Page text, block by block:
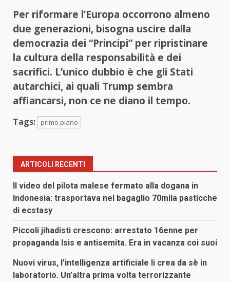
Per riformare l’Europa occorrono almeno
due generazioni, bisogna uscire dalla
democrazia dei “Principi” per ripristinare
la cultura della responsabilità e dei
sacrifici. L’unico dubbio è che gli Stati
autarchici, ai quali Trump sembra
affiancarsi, non ce ne diano il tempo.
Tags: primo piano
ARTICOLI RECENTI
Il video del pilota malese fermato alla dogana in
Indonesia: trasportava nel bagaglio 70mila pasticche
di ecstasy
Piccoli jihadisti crescono: arrestato 16enne per
propaganda Isis e antisemita. Era in vacanza coi suoi
Nuovi virus, l’intelligenza artificiale li crea da sè in
laboratorio. Un’altra prima volta terrorizzante